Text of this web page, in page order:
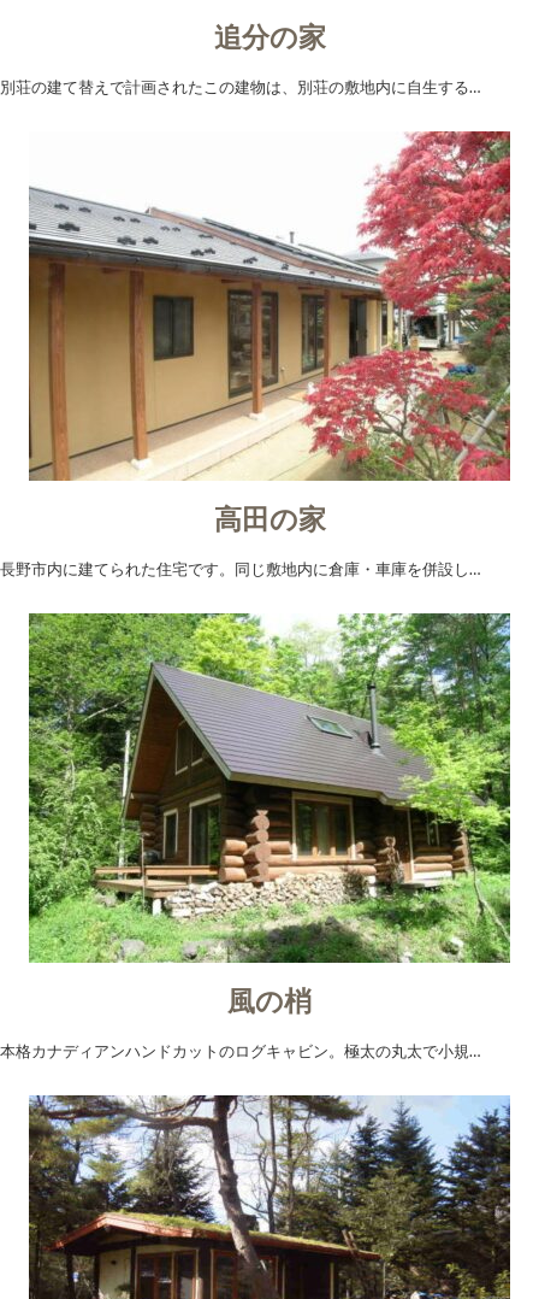
追分の家
別荘の建て替えで計画されたこの建物は、別荘の敷地内に自生する…
高田の家
長野市内に建てられた住宅です。同じ敷地内に倉庫・車庫を併設し…
風の梢
本格カナディアンハンドカットのログキャビン。極太の丸太で小規…